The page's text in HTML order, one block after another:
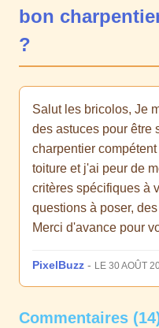
bon
?
Salut les bricolos, Je
des astuces pour être
charpentier
toiture et j'ai peur de
critères spécifiques à
questions à poser,
Merci d'avance pour
PixelBuzz - LE 30 AOÛT
Commentaires